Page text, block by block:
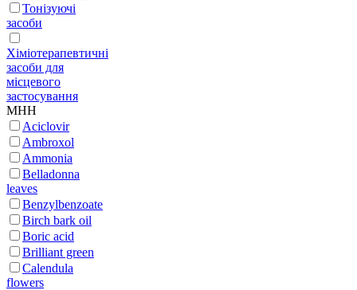
Тонізуючі
засоби
Хіміотерапевтичні
засоби для
місцевого
застосування
МНН
Aciclovir
Ambroxol
Ammonia
Belladonna
leaves
Benzylbenzoate
Birch bark oil
Boric acid
Brilliant green
Calendula
flowers